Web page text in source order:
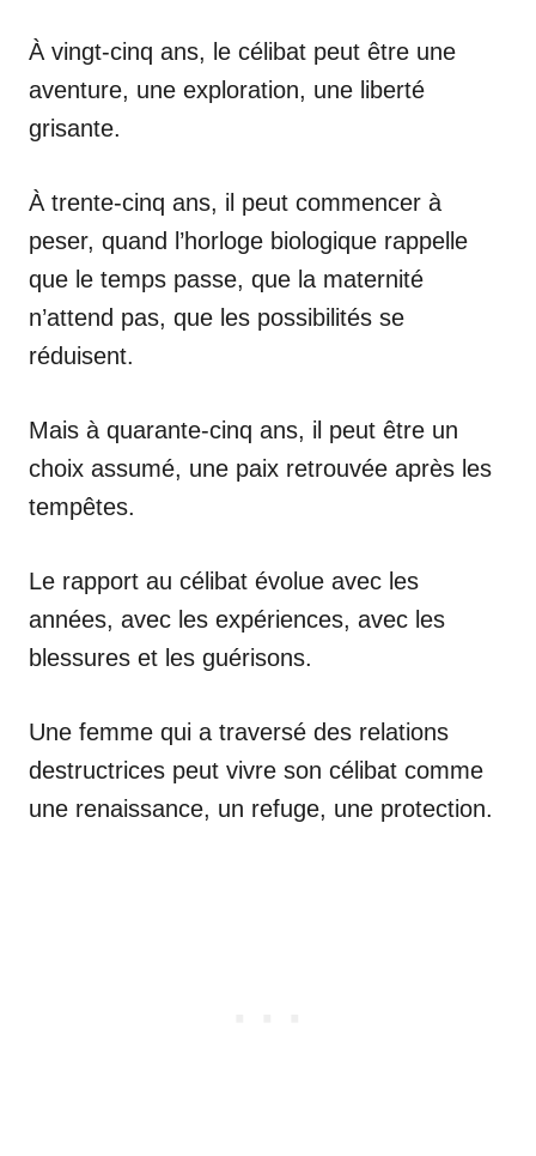
À vingt-cinq ans, le célibat peut être une
aventure, une exploration, une liberté
grisante.
À trente-cinq ans, il peut commencer à
peser, quand l’horloge biologique rappelle
que le temps passe, que la maternité
n’attend pas, que les possibilités se
réduisent.
Mais à quarante-cinq ans, il peut être un
choix assumé, une paix retrouvée après les
tempêtes.
Le rapport au célibat évolue avec les
années, avec les expériences, avec les
blessures et les guérisons.
Une femme qui a traversé des relations
destructrices peut vivre son célibat comme
une renaissance, un refuge, une protection.